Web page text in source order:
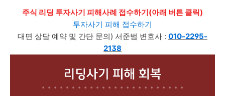
주식 리딩 투자사기 피해사례 접수하기(아래 버튼 클릭)
투자사기 피해 접수하기
대면 상담 예약 및 간단 문의) 서준범 변호사 : 010-2295-
2138